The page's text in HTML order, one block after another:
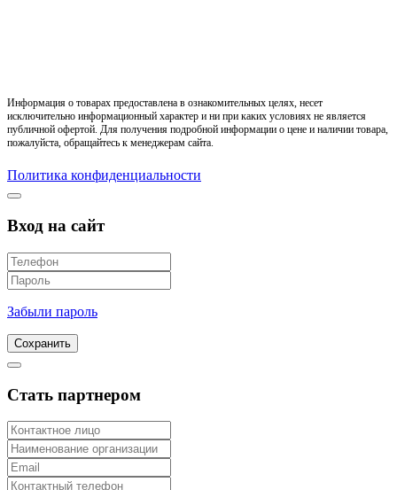
Информация о товарах предоставлена в ознакомительных целях, несет
исключительно информационный характер и ни при каких условиях не является
публичной офертой. Для получения подробной информации о цене и наличии товара,
пожалуйста, обращайтесь к менеджерам сайта.
Политика конфиденциальности
Вход на сайт
Забыли пароль
Сохранить
Стать партнером